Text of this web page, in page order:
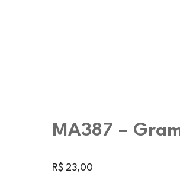
MA387 –
R$23,00